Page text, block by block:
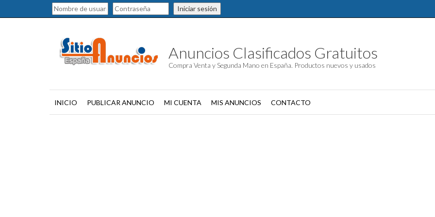
Iniciar sesión
Anuncios Clasificados Gratuitos
Compra Venta y Segunda Mano en España. Productos nuevos y usados
INICIO PUBLICAR ANUNCIO MI CUENTA MIS ANUNCIOS CONTACTO